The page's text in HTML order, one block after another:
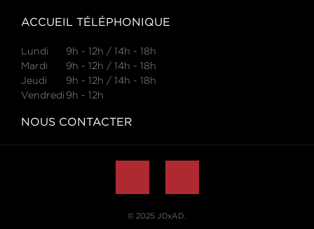
ACCUEIL TÉLÉPHONIQUE
Lundi
9h - 12h / 14h - 18h
Mardi
9h - 12h / 14h - 18h
Jeudi
9h - 12h / 14h - 18h
Vendredi 9h - 12h
NOUS CONTACTER
© 2025 JOxAD .